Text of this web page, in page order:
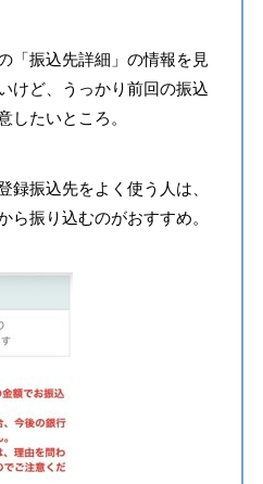
「振込先詳細」の情報を見
けど、うっかり前回の振込
したいところ。
録振込先をよく使う人は、
ら振り込むのがおすすめ。